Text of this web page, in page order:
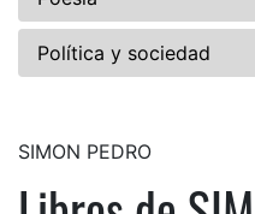
Política y sociedad
SIMON PEDRO